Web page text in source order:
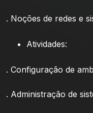
. Noções de redes e
Atividades:
. Configuração de
. Administração de